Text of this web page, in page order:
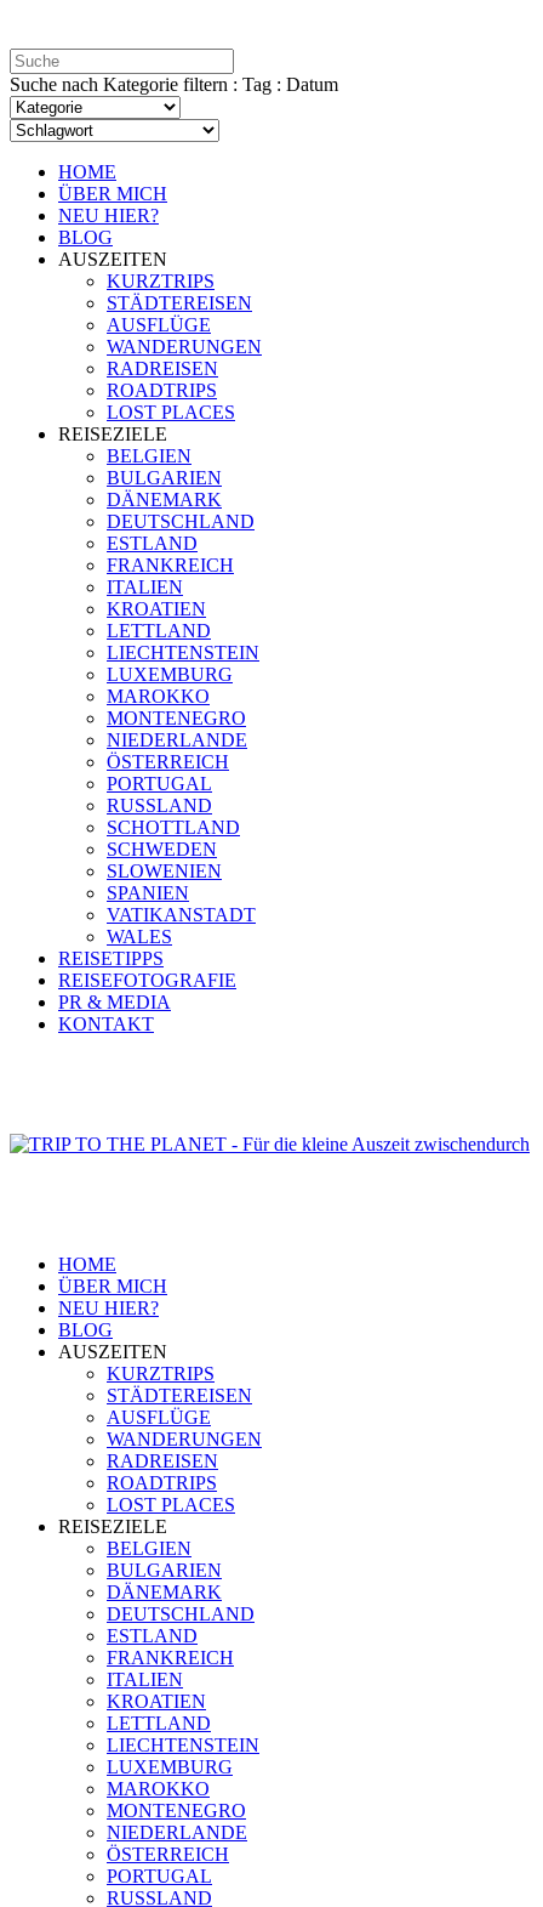
Suche nach Kategorie filtern : Tag : Datum
HOME
ÜBER MICH
NEU HIER?
BLOG
AUSZEITEN
KURZTRIPS
STÄDTEREISEN
AUSFLÜGE
WANDERUNGEN
RADREISEN
ROADTRIPS
LOST PLACES
REISEZIELE
BELGIEN
BULGARIEN
DÄNEMARK
DEUTSCHLAND
ESTLAND
FRANKREICH
ITALIEN
KROATIEN
LETTLAND
LIECHTENSTEIN
LUXEMBURG
MAROKKO
MONTENEGRO
NIEDERLANDE
ÖSTERREICH
PORTUGAL
RUSSLAND
SCHOTTLAND
SCHWEDEN
SLOWENIEN
SPANIEN
VATIKANSTADT
WALES
REISETIPPS
REISEFOTOGRAFIE
PR & MEDIA
KONTAKT
HOME
ÜBER MICH
NEU HIER?
BLOG
AUSZEITEN
KURZTRIPS
STÄDTEREISEN
AUSFLÜGE
WANDERUNGEN
RADREISEN
ROADTRIPS
LOST PLACES
REISEZIELE
BELGIEN
BULGARIEN
DÄNEMARK
DEUTSCHLAND
ESTLAND
FRANKREICH
ITALIEN
KROATIEN
LETTLAND
LIECHTENSTEIN
LUXEMBURG
MAROKKO
MONTENEGRO
NIEDERLANDE
ÖSTERREICH
PORTUGAL
RUSSLAND